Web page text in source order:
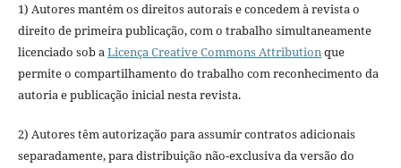
1) Autores mantém os direitos autorais e concedem à revista o
direito de primeira publicação, com o trabalho simultaneamente
licenciado sob aLicença Creative Commons Attributionque
permite o compartilhamento do trabalho com reconhecimento da
autoria e publicação inicial nesta revista.
2) Autores têm autorização para assumir contratos adicionais
separadamente, para distribuição não-exclusiva da versão do